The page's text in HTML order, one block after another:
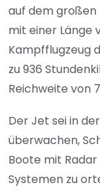
auf dem großen
mit einer Länge
Kampfflugzeug
zu 936
Reichweite von
Der Jet sei in
überwachen,
Boote mit
Systemen zu